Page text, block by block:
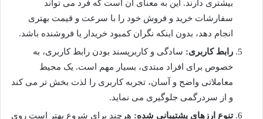
بیشتری دارند. این به معنای آن است که فرد می تواند
سفارشات خرید و فروش خود را با سرعت و قیمت بهتری
انجام دهد، بدون اینکه نگران کمبود خریدار یا فروشنده باشد.
رابط کاربری: سادگی و کاربرپسند بودن رابط کاربری، به
خصوص برای افراد مبتدی، بسیار مهم است. یک محیط
معاملاتی واضح و آسان، تجربه کاربری را لذت بخش تر می کند
و از سردرگمی جلوگیری می نماید.
تنوع ارزهای پشتیبانی شده: هرچند برای شروع بهتر است روی